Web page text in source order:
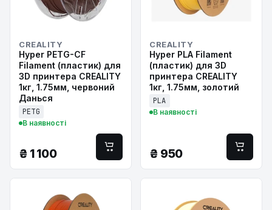
CREALITY
Hyper PETG-CF
Filament (пластик) для
3D принтера CREALITY
1кг, 1.75мм, червоний
Данься
PETG
В наявності
₴ 1 100
CREALITY
Hyper PLA Filament
(пластик) для 3D
принтера CREALITY
1кг, 1.75мм, золотий
PLA
В наявності
₴ 950